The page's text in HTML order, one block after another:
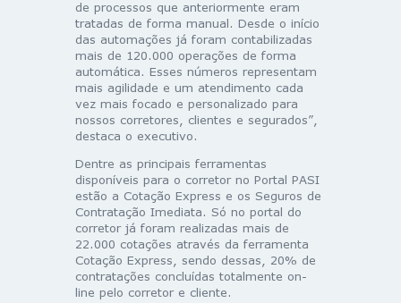
de processos que anteriormente eram
tratadas de forma manual. Desde o início
das automações já foram contabilizadas
mais de 120.000 operações de forma
automática. Esses números representam
mais agilidade e um atendimento cada
vez mais focado e personalizado para
nossos corretores, clientes e segurados”,
destaca o executivo.
Dentre as principais ferramentas
disponíveis para o corretor no Portal PASI
estão a Cotação Express e os Seguros de
Contratação Imediata. Só no portal do
corretor já foram realizadas mais de
22.000 cotações através da ferramenta
Cotação Express, sendo dessas, 20% de
contratações concluídas totalmente on-
line pelo corretor e cliente.